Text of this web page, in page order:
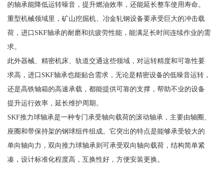
的轴承能降低运转噪音，提升燃油效率，还能延长整车使用寿命。
重型机械领域里，矿山挖掘机、冶金轧钢设备要承受巨大的冲击载
荷，进口SKF轴承的耐磨和抗疲劳性能，能满足长时间连续作业的需
求。
此外器械、精密机床、轨道交通这些领域，对运转精度和可靠性要
求高，进口SKF轴承也能贴合需求，无论是精密设备的低噪音运转，
还是高铁轴箱的高速承载，都能提供可靠的支撑，帮助不业的设备
提升运行效率，延长维护周期。
SKF推力球轴承是一种专门承受轴向载荷的滚动轴承，主要由轴圈、
座圈和带保持架的钢球组件组成。它突出的特点是能够承受较大的
单向轴向力，双向推力球轴承则可承受双向轴向载荷，结构简单紧
凑，设计标准化程度高，互换性好，方便安装更换。